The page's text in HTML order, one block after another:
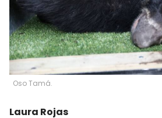
Oso Tamá.
Laura Rojas